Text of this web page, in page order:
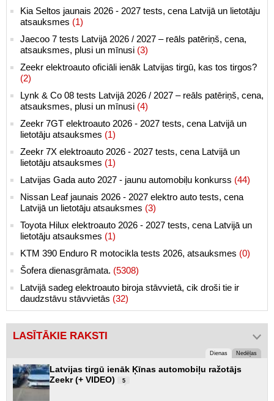
Kia Seltos jaunais 2026 - 2027 tests, cena Latvijā un lietotāju
atsauksmes (1)
Jaecoo 7 tests Latvijā 2026 / 2027 – reāls patēriņš, cena,
atsauksmes, plusi un mīnusi (3)
Zeekr elektroauto oficiāli ienāk Latvijas tirgū, kas tos tirgos?
(2)
Lynk & Co 08 tests Latvijā 2026 / 2027 – reāls patēriņš, cena,
atsauksmes, plusi un mīnusi (4)
Zeekr 7GT elektroauto 2026 - 2027 tests, cena Latvijā un
lietotāju atsauksmes (1)
Zeekr 7X elektroauto 2026 - 2027 tests, cena Latvijā un
lietotāju atsauksmes (1)
Latvijas Gada auto 2027 - jaunu automobiļu konkurss (44)
Nissan Leaf jaunais 2026 - 2027 elektro auto tests, cena
Latvijā un lietotāju atsauksmes (3)
Toyota Hilux elektroauto 2026 - 2027 tests, cena Latvijā un
lietotāju atsauksmes (1)
KTM 390 Enduro R motocikla tests 2026, atsauksmes (0)
Šofera dienasgrāmata. (5308)
Latvijā sadeg elektroauto biroja stāvvietā, cik droši tie ir
daudzstāvu stāvvietās (32)
LASĪTĀKIE RAKSTI
Dienas Nedēļas
Latvijas tirgū ienāk Ķīnas automobiļu ražotājs
Zeekr (+ VIDEO)
5